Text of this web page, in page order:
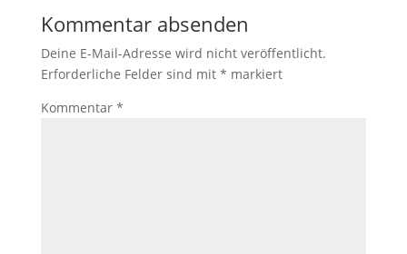
Kommentar absenden
Deine E-Mail-Adresse wird nicht veröffentlicht.
Erforderliche Felder sind mit * markiert
Kommentar *